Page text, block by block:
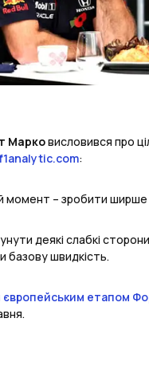
Марковисловився про
:
момент – зробити ширше
деякі слабкі
базову швидкість.
етапом